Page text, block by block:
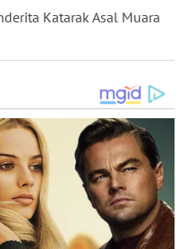
Katarak Asal Muara